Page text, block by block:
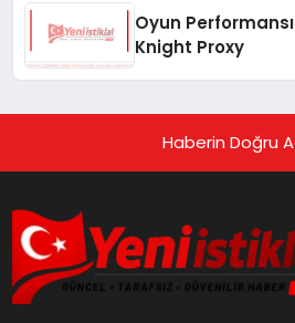
Oyun
Knight Proxy
Haberin Doğru